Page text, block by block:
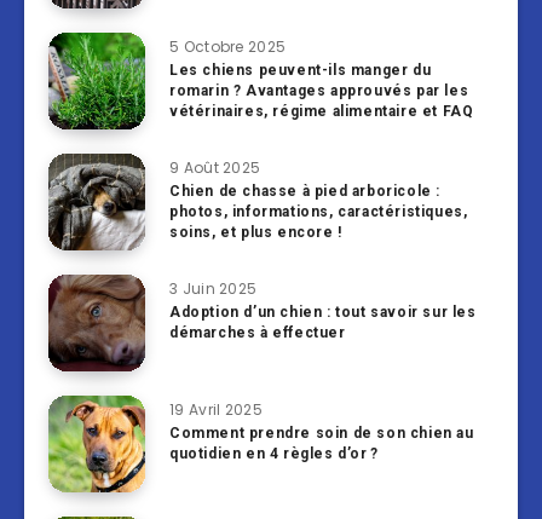
5 Octobre 2025
Les chiens peuvent-ils manger du
romarin ? Avantages approuvés par les
vétérinaires, régime alimentaire et FAQ
9 Août 2025
Chien de chasse à pied arboricole :
photos, informations, caractéristiques,
soins, et plus encore !
3 Juin 2025
Adoption d’un chien : tout savoir sur les
démarches à effectuer
19 Avril 2025
Comment prendre soin de son chien au
quotidien en 4 règles d’or ?